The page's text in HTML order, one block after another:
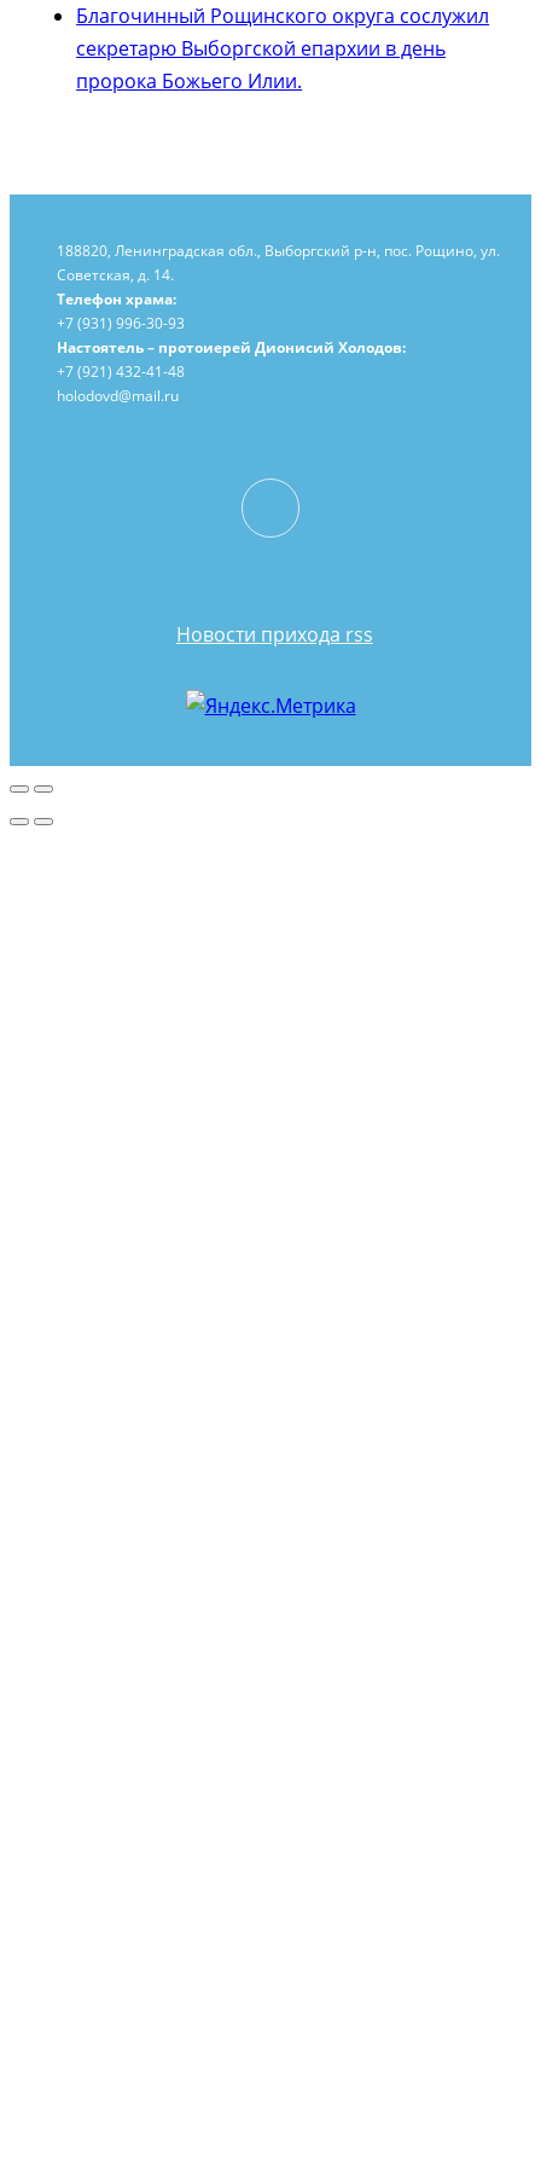
Благочинный Рощинского округа сослужил
секретарю Выборгской епархии в день
пророка Божьего Илии.
188820, Ленинградская обл., Выборгский р-н, пос. Рощино, ул.
Советская, д. 14.
Телефон храма:
+7 (931) 996-30-93
Настоятель – протоиерей Дионисий Холодов:
+7 (921) 432-41-48
holodovd@mail.ru
Новости прихода rss